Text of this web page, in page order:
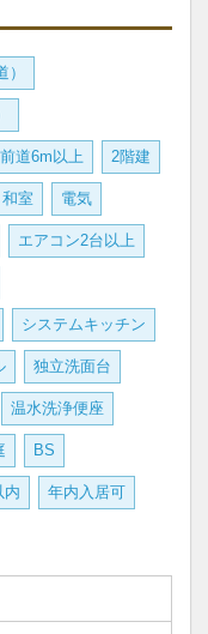
前道6m以上 2階建
和室 電気
エアコン2台以上
システムキッチン
独立洗面台
温水洗浄便座
BS
内 年内入居可